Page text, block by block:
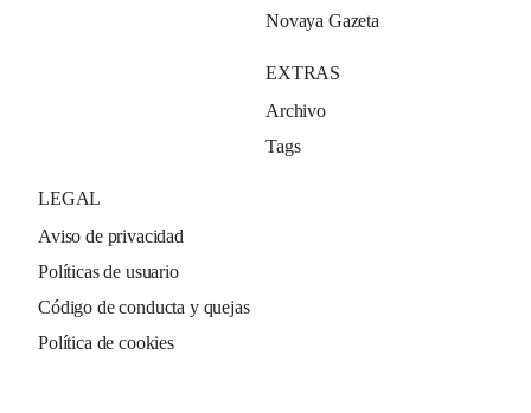
Novaya Gazeta
EXTRAS
Archivo
Tags
LEGAL
Aviso de privacidad
Políticas de usuario
Código de conducta y quejas
Política de cookies